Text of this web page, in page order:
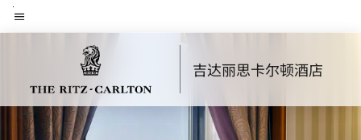
Skip
to菜单文本
吉达丽思卡尔顿酒店